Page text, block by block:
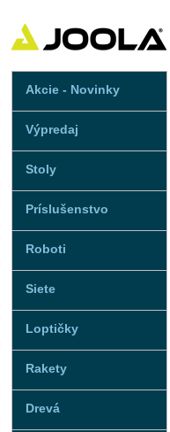
Akcie - Novinky
Výpredaj
Stoly
Príslušenstvo
Roboti
Siete
Loptičky
Rakety
Drevá